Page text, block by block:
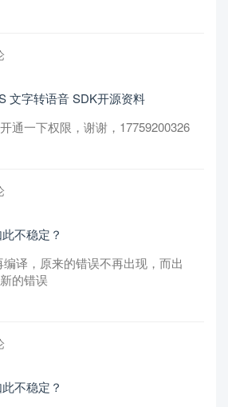
文字转语音 SDK开源资料
通一下权限，谢谢，17759200326
不稳定？
编译，原来的错误不再出现，而出
的错误
不稳定？